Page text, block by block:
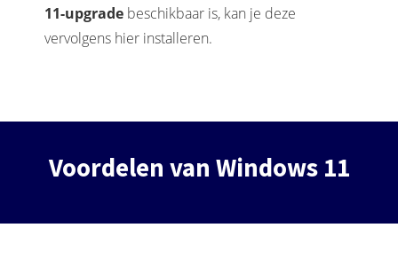
11-upgrade beschikbaar is, kan je deze
vervolgens hier installeren.
Voordelen van Windows 11